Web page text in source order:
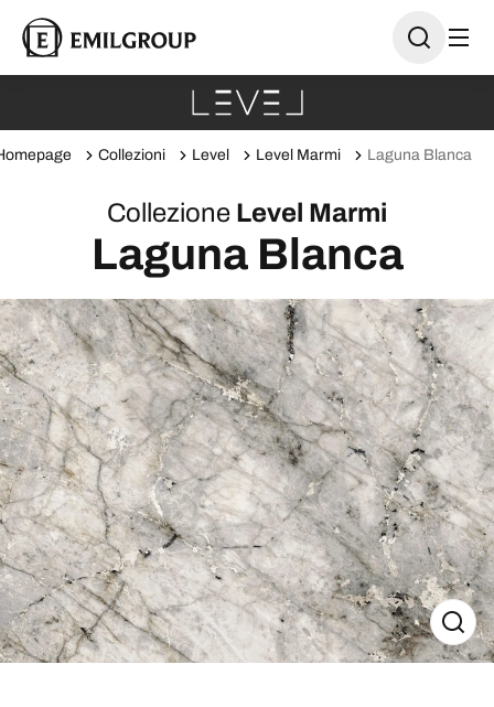
Collezioni Level Level Marmi Laguna Blanca
Collezione Level Marmi
Laguna Blanca